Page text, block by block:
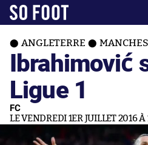
ANGLETERRE
Ibrahimović
Ligue 1
FC
LE VENDREDI 1ER JUILLET 2016 À